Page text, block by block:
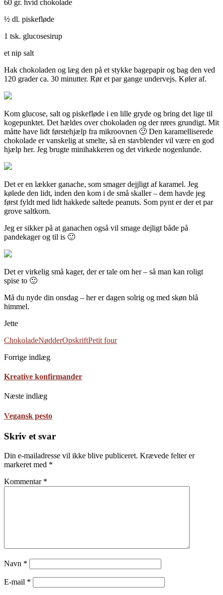
60 gr. hvid chokolade
½ dl. piskefløde
1 tsk. glucosesirup
et nip salt
Hak chokoladen og læg den på et stykke bagepapir og bag den ved
120 grader ca. 30 minutter. Rør et par gange undervejs. Køler af.
Kom glucose, salt og piskefløde i en lille gryde og bring det lige til
kogepunktet. Det hældes over chokoladen og der røres grundigt. Mit
måtte have lidt førstehjælp fra mikroovnen 🙂 Den karamelliserede
chokolade er vanskelig at smelte, så en stavblender vil være en god
hjælp her. Jeg brugte minihakkeren og det virkede nogenlunde.
Det er en lækker ganache, som smager dejjligt af karamel. Jeg
kølede den lidt, inden den kom i de små skaller – dem havde jeg
først fyldt med lidt hakkede saltede peanuts. Som pynt er der et par
grove saltkorn.
Jeg er sikker på at ganachen også vil smage dejligt både på
pandekager og til is 🙂
Det er virkelig små kager, der er tale om her – så man kan roligt
spise to 🙂
Må du nyde din onsdag – her er dagen solrig og med skøn blå
himmel.
Jette
ChokoladeNødderOpskriftPetit four
Forrige indlæg
Kreative konfirmander
Næste indlæg
Vegansk pesto
Skriv et svar
Din e-mailadresse vil ikke blive publiceret. Krævede felter er
markeret med *
Kommentar *
Navn *
E-mail *